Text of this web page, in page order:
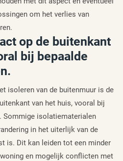
om het verlies van
op de buitenkant
bij bepaalde
isoleren van de buitenmuur is de
van het huis, vooral bij
Sommige isolatiematerialen
in het uiterlijk van de
is. Dit kan leiden tot een minder
en mogelijk conflicten met